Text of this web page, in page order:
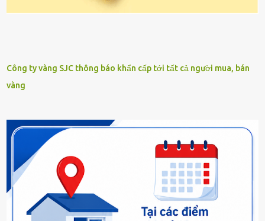
Công ty vàng SJC thông báo khẩn cấp tới tất cả người mua, bán
vàng